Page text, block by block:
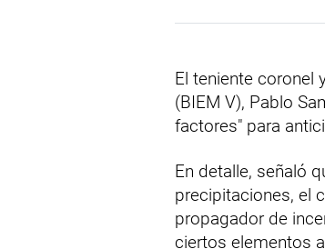
El teniente coronel
(BIEM V), Pablo
factores" para
En detalle, señaló
precipitaciones, el
propagador de
ciertos elementos